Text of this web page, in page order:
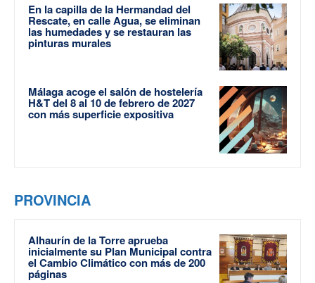
En la capilla de la Hermandad del
Rescate, en calle Agua, se eliminan
las humedades y se restauran las
pinturas murales
Málaga acoge el salón de hostelería
H&T del 8 al 10 de febrero de 2027
con más superficie expositiva
PROVINCIA
Alhaurín de la Torre aprueba
inicialmente su Plan Municipal contra
el Cambio Climático con más de 200
páginas